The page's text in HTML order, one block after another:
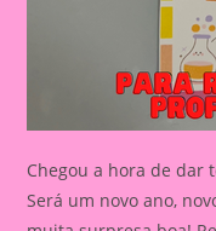
Chegou a hora de dar
Será um novo ano,